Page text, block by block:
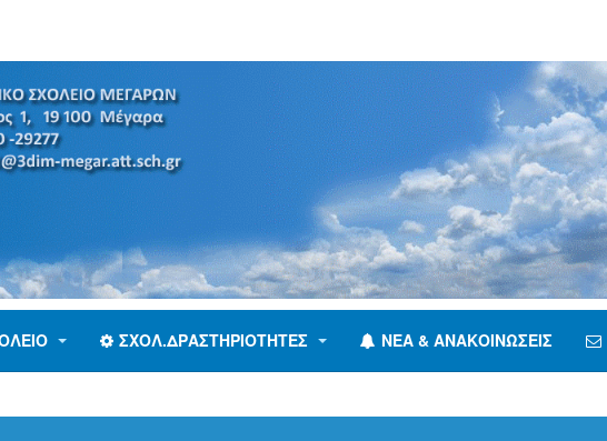
ΣΧΟΛ.ΔΡΑΣΤΗΡΙΌΤΗΤΕΣ ΝΈΑ & ΑΝΑΚΟΙΝΏΣΕΙΣ